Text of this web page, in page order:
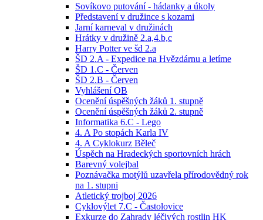
Sovíkovo putování - hádanky a úkoly
Představení v družince s kozami
Jarní karneval v družinách
Hrátky v družině 2.a,4.b,c
Harry Potter ve šd 2.a
ŠD 2.A - Expedice na Hvězdárnu a letíme
ŠD 1.C - Červen
ŠD 2.B - Červen
Vyhlášení OB
Ocenění úspěšných žáků 1. stupně
Ocenění úspěšných žáků 2. stupně
Informatika 6.C - Lego
4. A Po stopách Karla IV
4. A Cyklokurz Běleč
Úspěch na Hradeckých sportovních hrách
Barevný volejbal
Poznávačka motýlů uzavřela přírodovědný rok
na 1. stupni
Atletický trojboj 2026
Cyklovýlet 7.C - Častolovice
Exkurze do Zahrady léčivých rostlin HK